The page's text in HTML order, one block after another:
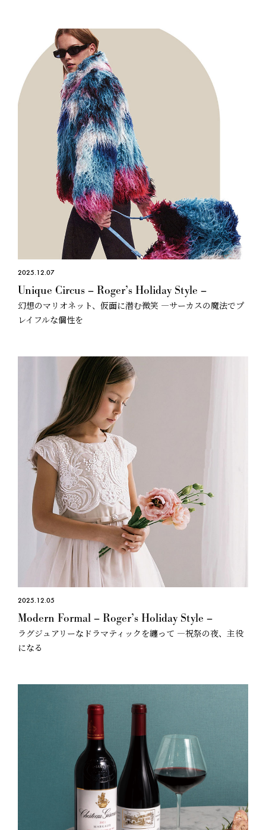
2025.12.07
Unique Circus – Roger’s Holiday Style –
幻想のマリオネット、仮面に潜む微笑 —サーカスの魔法でプ
レイフルな個性を
2025.12.05
Modern Formal – Roger’s Holiday Style –
ラグジュアリーなドラマティックを纏って —祝祭の夜、主役
になる